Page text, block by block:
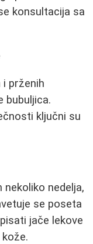
konsultacija sa
prženih
bubuljica.
ključni su
nekoliko nedelja,
se poseta
jače lekove